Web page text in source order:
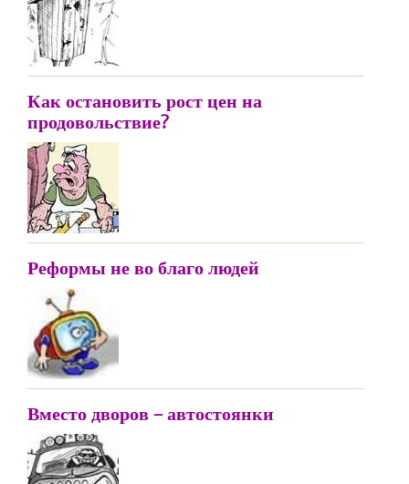
Как остановить рост цен на
продовольствие?
Реформы не во благо людей
Вместо дворов – автостоянки